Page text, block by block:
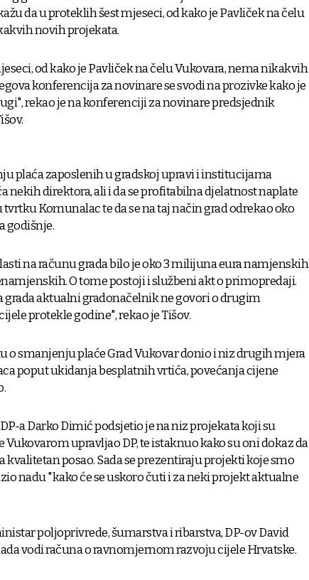
da u proteklih šest mjeseci, od kako je Pavliček na čelu
novih projekata.
od kako je Pavliček na čelu Vukovara, nema nikakvih
konferencija za novinare se svodi na prozivke kako je
rekao je na konferenciji za novinare predsjednik
plaća zaposlenih u gradskoj upravi i institucijama
nekih direktora, ali i da se profitabilna djelatnost naplate
Komunalac te da se na taj način grad odrekao oko
godišnje.
na računu grada bilo je oko 3 milijuna eura namjenskih
O tome postoji i službeni akt o primopredaji.
grada aktualni gradonačelnik ne govori o drugim
protekle godine", rekao je Tišov.
o smanjenju plaće Grad Vukovar donio i niz drugih mjera
poput ukidanja besplatnih vrtića, povećanja cijene
a Darko Dimić podsjetio je na niz projekata koji su
upravljao DP, te istaknuo kako su oni dokaz da
kvalitetan posao. Sada se prezentiraju projekti koje smo
nadu "kako će se uskoro čuti i za neki projekt aktualne
poljoprivrede, šumarstva i ribarstva, DP-ov David
vodi računa o ravnomjernom razvoju cijele Hrvatske.